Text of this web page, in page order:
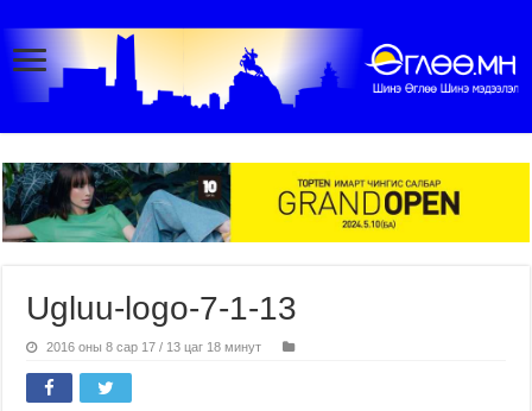
Ugluu-logo-7-1-13
2016 оны 8 сар 17 / 13 цаг 18 минут